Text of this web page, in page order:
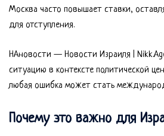
Москва часто повышает ставки,
для отступления.
НАновости — Новости Израиля |
ситуацию в контексте политической
любая ошибка может стать
Почему это важно для